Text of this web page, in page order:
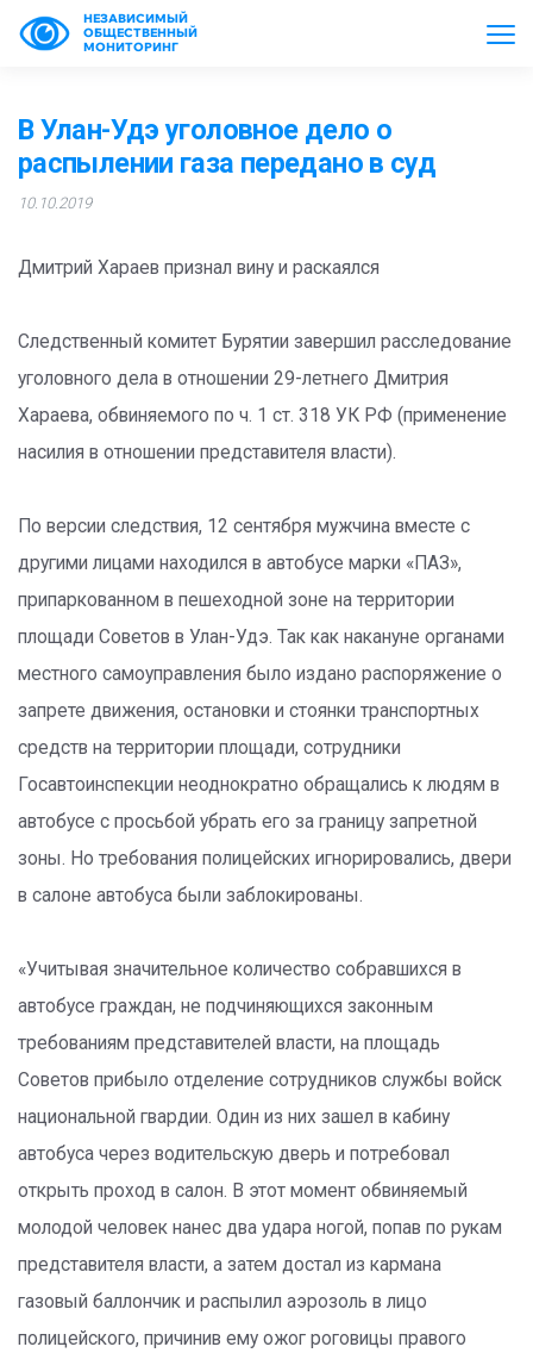
НЕЗАВИСИМЫЙ
ОБЩЕСТВЕННЫЙ
МОНИТОРИНГ
В Улан-Удэ уголовное дело о
распылении газа передано в суд
10.10.2019
Дмитрий Хараев признал вину и раскаялся
Следственный комитет Бурятии завершил расследование
уголовного дела в отношении 29-летнего Дмитрия
Хараева, обвиняемого по ч. 1 ст. 318 УК РФ (применение
насилия в отношении представителя власти).
По версии следствия, 12 сентября мужчина вместе с
другими лицами находился в автобусе марки «ПАЗ»,
припаркованном в пешеходной зоне на территории
площади Советов в Улан-Удэ. Так как накануне органами
местного самоуправления было издано распоряжение о
запрете движения, остановки и стоянки транспортных
средств на территории площади, сотрудники
Госавтоинспекции неоднократно обращались к людям в
автобусе с просьбой убрать его за границу запретной
зоны. Но требования полицейских игнорировались, двери
в салоне автобуса были заблокированы.
«Учитывая значительное количество собравшихся в
автобусе граждан, не подчиняющихся законным
требованиям представителей власти, на площадь
Советов прибыло отделение сотрудников службы войск
национальной гвардии. Один из них зашел в кабину
автобуса через водительскую дверь и потребовал
открыть проход в салон. В этот момент обвиняемый
молодой человек нанес два удара ногой, попав по рукам
представителя власти, а затем достал из кармана
газовый баллончик и распылил аэрозоль в лицо
полицейского, причинив ему ожог роговицы правого